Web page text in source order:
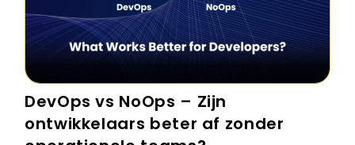
DevOps vs NoOps – Zijn
ontwikkelaars beter af zonder